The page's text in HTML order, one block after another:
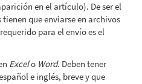
en el artículo). De ser el
que enviarse en archivos
para el envío es el
Excelo Word. Deben tener
e inglés, breve y que